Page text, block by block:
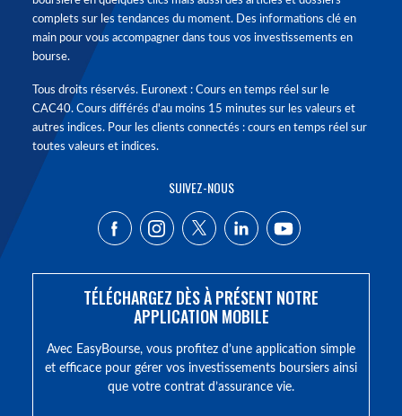
complets sur les tendances du moment. Des informations clé en
main pour vous accompagner dans tous vos investissements en
bourse.
Tous droits réservés. Euronext : Cours en temps réel sur le
CAC40. Cours différés d'au moins 15 minutes sur les valeurs et
autres indices. Pour les clients connectés : cours en temps réel sur
toutes valeurs et indices.
SUIVEZ-NOUS
TÉLÉCHARGEZ DÈS À PRÉSENT NOTRE
APPLICATION MOBILE
Avec EasyBourse, vous profitez d’une application simple
et efficace pour gérer vos investissements boursiers ainsi
que votre contrat d’assurance vie.